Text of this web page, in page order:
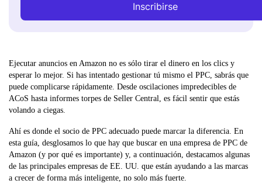
Inscribirse
Ejecutar anuncios en Amazon no es sólo tirar el dinero en los clics y
esperar lo mejor. Si has intentado gestionar tú mismo el PPC, sabrás que
puede complicarse rápidamente. Desde oscilaciones impredecibles de
ACoS hasta informes torpes de Seller Central, es fácil sentir que estás
volando a ciegas.
Ahí es donde el socio de PPC adecuado puede marcar la diferencia. En
esta guía, desglosamos lo que hay que buscar en una empresa de PPC de
Amazon (y por qué es importante) y, a continuación, destacamos algunas
de las principales empresas de EE. UU. que están ayudando a las marcas
a crecer de forma más inteligente, no solo más fuerte.